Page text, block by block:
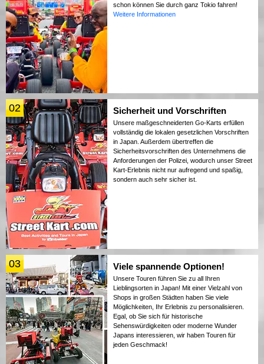
schon können Sie durch ganz Tokio fahren!
Weitere Informationen
02 Sicherheit und Vorschriften
Unsere maßgeschneiderten Go-Karts erfüllen
vollständig die lokalen gesetzlichen Vorschriften
in Japan. Außerdem übertreffen die
Sicherheitsvorschriften des Unternehmens die
Anforderungen der Polizei, wodurch unser Street
Kart-Erlebnis nicht nur aufregend und spaßig,
sondern auch sehr sicher ist.
03 Viele spannende Optionen!
Unsere Touren führen Sie zu all Ihren
Lieblingsorten in Japan! Mit einer Vielzahl von
Shops in großen Städten haben Sie viele
Möglichkeiten, Ihr Erlebnis zu personalisieren.
Egal, ob Sie sich für historische
Sehenswürdigkeiten oder moderne Wunder
Japans interessieren, wir haben Touren für
jeden Geschmack!